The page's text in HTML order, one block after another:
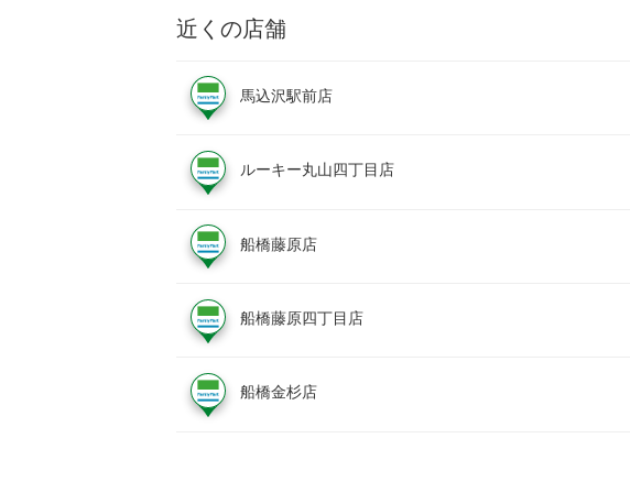
近くの店舗
馬込沢駅前店
ルーキー丸山四丁目店
船橋藤原店
船橋藤原四丁目店
船橋金杉店